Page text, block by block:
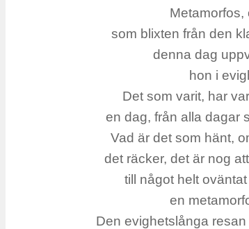
Metamorfos,
som blixten från den
denna dag
hon i
Det som varit, har
en dag, från alla dagar
Vad är det som hänt,
det räcker, det är nog
till något helt
en
Den evighetslånga